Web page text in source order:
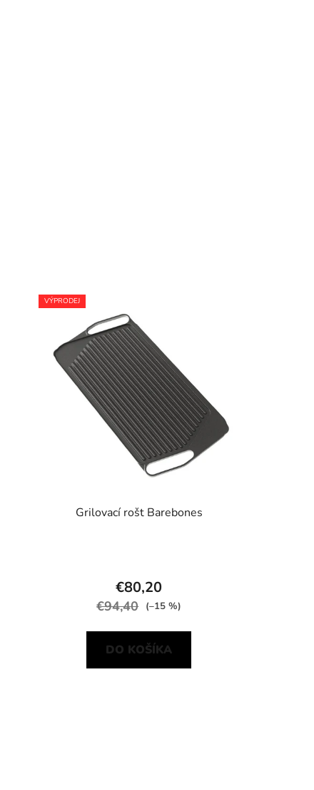
VÝPRODEJ
Grilovací rošt Barebones
€80,20
€94,40 (–15 %)
DO KOŠÍKA